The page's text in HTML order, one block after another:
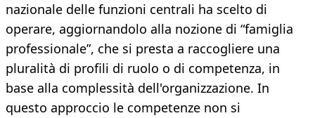
nazionale delle funzioni centrali ha scelto di
operare, aggiornandolo alla nozione di “famiglia
professionale”, che si presta a raccogliere una
pluralità di profili di ruolo o di competenza, in
base alla complessità dell'organizzazione. In
questo approccio le competenze non si